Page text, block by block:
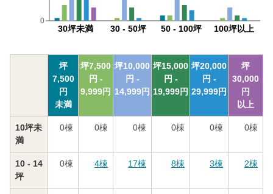
30坪未満 30 - 50坪 50 - 100坪 100坪以上
0
坪
7,500
円
未満
坪7,500
円 -
9,999円
坪10,000
円 -
14,999円
坪15,000
円 -
19,999円
坪20,000
円 -
29,999円
坪
30,000
円
以上
10坪未
満
0棟 0棟 0棟 0棟 0棟 0棟
10 - 14
坪
0棟 4棟 17棟 8棟 3棟 2棟